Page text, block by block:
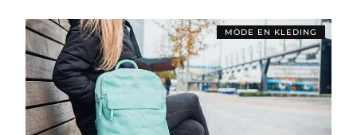
MODE EN KLEDING